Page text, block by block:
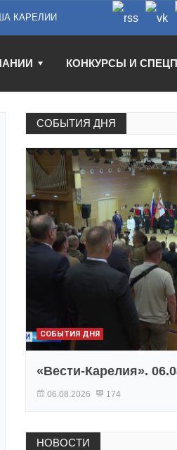
КАРЕЛИИ
КОНКУРСЫ И
СОБЫТИЯ ДНЯ
СОБЫТИЯ ДНЯ
«Вести-Карелия».
06.08.2026 174
НОВОСТИ